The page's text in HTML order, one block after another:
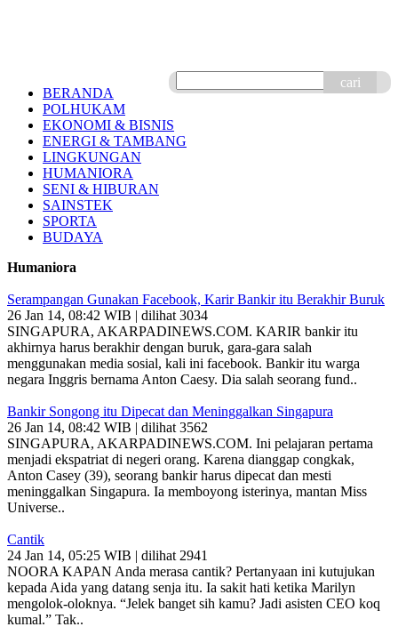
cari
BERANDA
POLHUKAM
EKONOMI & BISNIS
ENERGI & TAMBANG
LINGKUNGAN
HUMANIORA
SENI & HIBURAN
SAINSTEK
SPORTA
BUDAYA
Humaniora
Serampangan Gunakan Facebook, Karir Bankir itu Berakhir Buruk
26 Jan 14, 08:42 WIB | dilihat 3034
SINGAPURA, AKARPADINEWS.COM. KARIR bankir itu
akhirnya harus berakhir dengan buruk, gara-gara salah
menggunakan media sosial, kali ini facebook. Bankir itu warga
negara Inggris bernama Anton Caesy. Dia salah seorang fund..
Bankir Songong itu Dipecat dan Meninggalkan Singapura
26 Jan 14, 08:42 WIB | dilihat 3562
SINGAPURA, AKARPADINEWS.COM. Ini pelajaran pertama
menjadi ekspatriat di negeri orang. Karena dianggap congkak,
Anton Casey (39), seorang bankir harus dipecat dan mesti
meninggalkan Singapura. Ia memboyong isterinya, mantan Miss
Universe..
Cantik
24 Jan 14, 05:25 WIB | dilihat 2941
NOORA KAPAN Anda merasa cantik? Pertanyaan ini kutujukan
kepada Aida yang datang senja itu. Ia sakit hati ketika Marilyn
mengolok-oloknya. “Jelek banget sih kamu? Jadi asisten CEO koq
kumal.” Tak..